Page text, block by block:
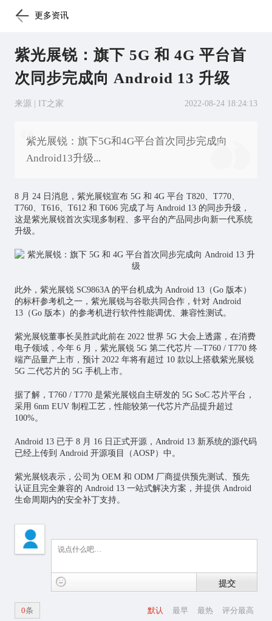
更多资讯
紫光展锐：旗下 5G 和 4G 平台首
次同步完成向 Android 13 升级
来源 | IT之家 2022-08-24 18:24:13
紫光展锐：旗下5G和4G平台首次同步完成向
Android13升级...
8 月 24 日消息，紫光展锐宣布 5G 和 4G 平台 T820、T770、
T760、T616、T612 和 T606 完成了与 Android 13 的同步升级 ，
这是紫光展锐首次实现多制程、多平台的产品同步向新一代系统
升级。
此外， 紫光展锐 SC9863A 的平台机成为 Android 13（Go 版本）
的标杆参考机之一，紫光展锐与谷歌共同合作，针对 Android
13（Go 版本）的参考机进行软件性能调优、兼容性测试。
紫光展锐董事长吴胜武此前在 2022 世界 5G 大会上透露，在消费
电子领域，今年 6 月，紫光展锐 5G 第二代芯片—T760 / T770 终
端产品量产上市， 预计 2022 年将有超过 10 款以上搭载紫光展锐
5G 二代芯片的 5G 手机上市。
据了解，T760 / T770 是紫光展锐自主研发的 5G SoC 芯片平台，
采用 6nm EUV 制程工艺，性能较第一代芯片产品提升超过
100%。
Android 13 已于 8 月 16 日正式开源，Android 13 新系统的源代码
已经上传到 Android 开源项目（AOSP）中。
紫光展锐表示，公司为 OEM 和 ODM 厂商提供预先测试、预先
认证且完全兼容的 Android 13 一站式解决方案 ，并提供 Android
生命周期内的安全补丁支持。
提交
默认 最早 最热 评分最高
0条